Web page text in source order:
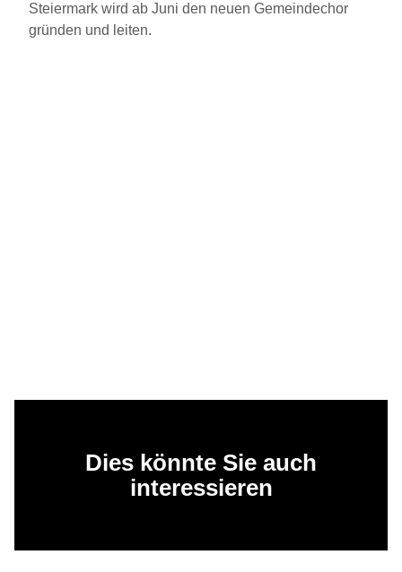
Steiermark wird ab Juni den neuen Gemeindechor
gründen und leiten.
Dies könnte Sie auch
interessieren